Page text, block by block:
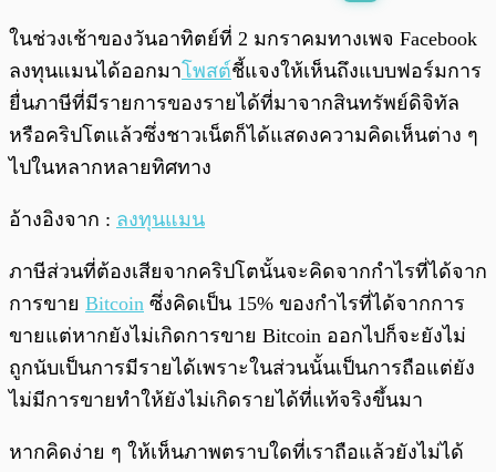
พร้อมเล่น
ในช่วงเช้าของวันอาทิตย์ที่ 2 มกราคมทางเพจ Facebook
ลงทุนแมนได้ออกมาโพสต์ชี้แจงให้เห็นถึงแบบฟอร์มการ
ยื่นภาษีที่มีรายการของรายได้ที่มาจากสินทรัพย์ดิจิทัล
หรือคริปโตแล้วซึ่งชาวเน็ตก็ได้แสดงความคิดเห็นต่าง ๆ
ไปในหลากหลายทิศทาง
อ้างอิงจาก : ลงทุนแมน
ภาษีส่วนที่ต้องเสียจากคริปโตนั้นจะคิดจากกำไรที่ได้จาก
การขาย Bitcoin ซึ่งคิดเป็น 15% ของกำไรที่ได้จากการ
ขายแต่หากยังไม่เกิดการขาย Bitcoin ออกไปก็จะยังไม่
ถูกนับเป็นการมีรายได้เพราะในส่วนนั้นเป็นการถือแต่ยัง
ไม่มีการขายทำให้ยังไม่เกิดรายได้ที่แท้จริงขึ้นมา
หากคิดง่าย ๆ ให้เห็นภาพตราบใดที่เราถือแล้วยังไม่ได้